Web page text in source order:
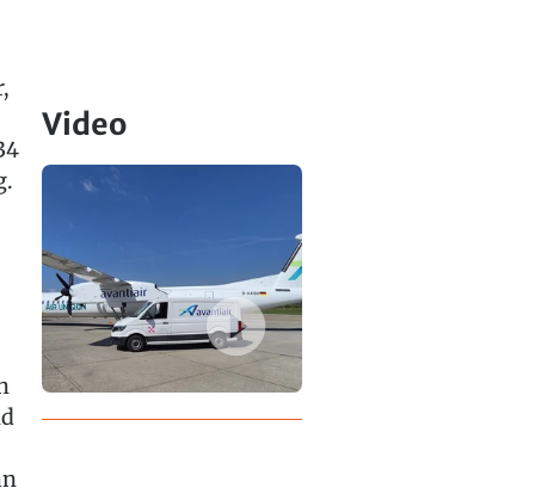
Video